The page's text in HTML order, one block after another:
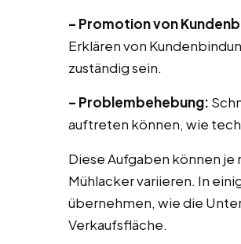
– Promotion von
Erklären von
zuständig sein.
– Problembehebung:
auftreten können, wie
Diese Aufgaben können je
Mühlacker variieren. In
übernehmen, wie die
Verkaufsfläche.